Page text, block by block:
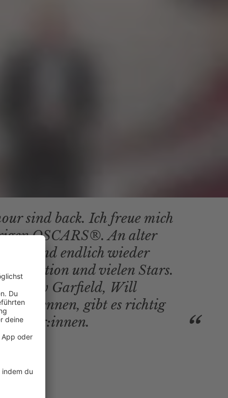
sind back. Ich freue mich
OSCARS®. An alter
und endlich wieder
und vielen Stars.
Garfield, Will
zu nennen, gibt es richtig